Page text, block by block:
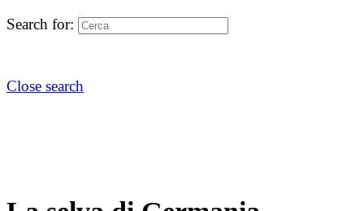
Search for:
Close search